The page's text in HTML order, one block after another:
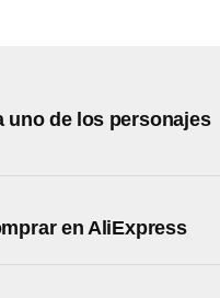
uno de los personajes
en AliExpress